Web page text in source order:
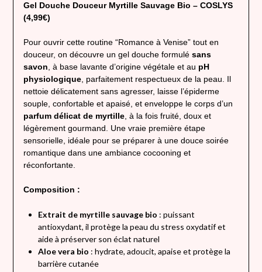
Gel Douche Douceur Myrtille Sauvage Bio – COSLYS
(4,99€)
Pour ouvrir cette routine “Romance à Venise” tout en
douceur, on découvre un gel douche formulé sans
savon , à base lavante d’origine végétale et au pH
physiologique, parfaitement respectueux de la peau. Il
nettoie délicatement sans agresser, laisse l’épiderme
souple, confortable et apaisé, et enveloppe le corps d’un
parfum délicat de myrtille, à la fois fruité, doux et
légèrement gourmand. Une vraie première étape
sensorielle, idéale pour se préparer à une douce soirée
romantique dans une ambiance cocooning et
réconfortante.
Composition :
Extrait de myrtille sauvage bio : puissant
antioxydant, il protège la peau du stress oxydatif et
aide à préserver son éclat naturel
Aloe vera bio : hydrate, adoucit, apaise et protège la
barrière cutanée